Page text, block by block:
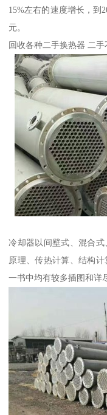
15%左右的速度增长，到
元。
回收各种二手换热器 二
冷却器以间壁式、混合
原理、传热计算、结构
一书中均有较多插图和详